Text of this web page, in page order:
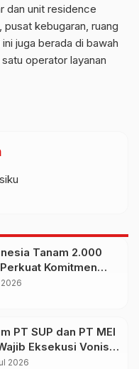
dan unit residence
kebugaran, ruang
juga berada di bawah
operator layanan
Tanam 2.000
Komitmen
Pesisir
PT SUP dan PT MEI
Eksekusi Vonis
Tiang dan
2026